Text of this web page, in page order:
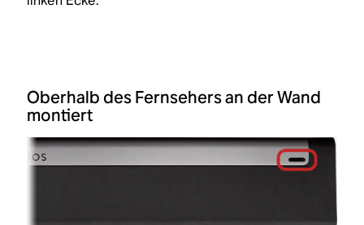
Oberhalb des Fernsehers an der Wand
montiert